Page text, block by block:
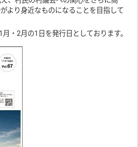
より身近なものになることを目指して
・2月の1日を発行日としております。